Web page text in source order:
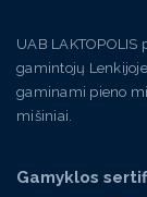
UAB
gamintojų
gaminami pieno
mišiniai.
Gamyklos